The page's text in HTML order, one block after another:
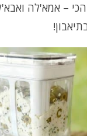
– אמא'לה